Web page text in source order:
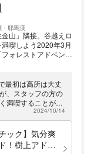
・耶馬渓
山」隣接。谷越えロ
喫しよう2020年3月
ォレストアドベンチ
イト35アクティビテ
より車で約60分。
れながら、お友達同
ドベンチャーをお楽
最初は高所は大丈
、スタッフの方の
満喫することがで
かったです。また
ジップラインは最
2024/10/14
ック】気分爽
！樹上アドベ